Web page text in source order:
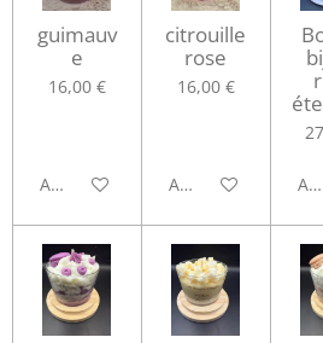
guimauv
e
16,00 €
Ajouter au panier
citrouille
rose
16,00 €
Ajouter au panier